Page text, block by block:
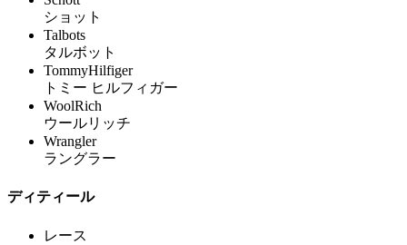
ショット
Talbots
タルボット
TommyHilfiger
トミー ヒルフィガー
WoolRich
ウールリッチ
Wrangler
ラングラー
ディティール
レース